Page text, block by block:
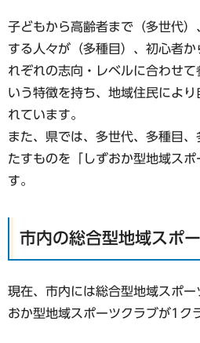
子どもから高齢者まで（多世代
する人々が（多種目）、初心者
れぞれの志向・レベルに合わせ
いう特徴を持ち、地域住民によ
れています。
また、県では、多世代、多種目
たすものを「しずおか型地域ス
す。
市内の総合型地域スポ
現在、市内には総合型地域スポ
おか型地域スポーツクラブが1ク